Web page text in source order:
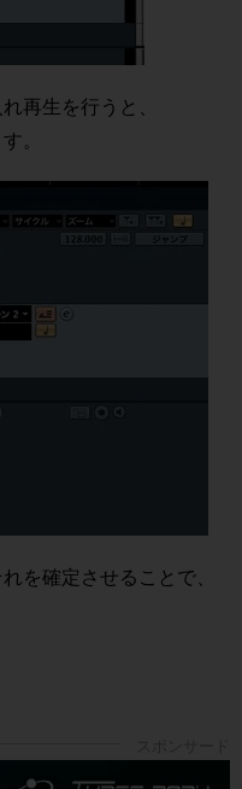
再生を行うと、
。
を確定させることで、